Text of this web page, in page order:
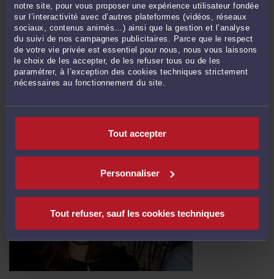
notre site, pour vous proposer une expérience utilisateur fondée
sur l’interactivité avec d’autres plateformes (vidéos, réseaux
sociaux, contenus animés…) ainsi que la gestion et l’analyse
du suivi de nos campagnes publicitaires. Parce que le respect
de votre vie privée est essentiel pour nous, nous vous laissons
le choix de les accepter, de les refuser tous ou de les
paramétrer, à l’exception des cookies techniques strictement
nécessaires au fonctionnement du site.
Tout accepter
Personnaliser
Tout refuser, sauf les cookies techniques
ParCarole GHIBAUDO